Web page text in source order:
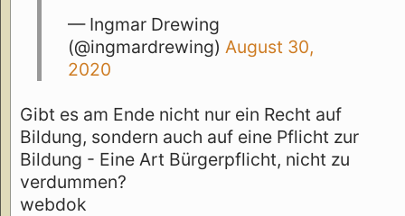
— Ingmar Drewing
(@ingmardrewing) August 30,
2020
Gibt es am Ende nicht nur ein Recht auf
Bildung, sondern auch auf eine Pflicht zur
Bildung - Eine Art Bürgerpflicht, nicht zu
verdummen?
webdok